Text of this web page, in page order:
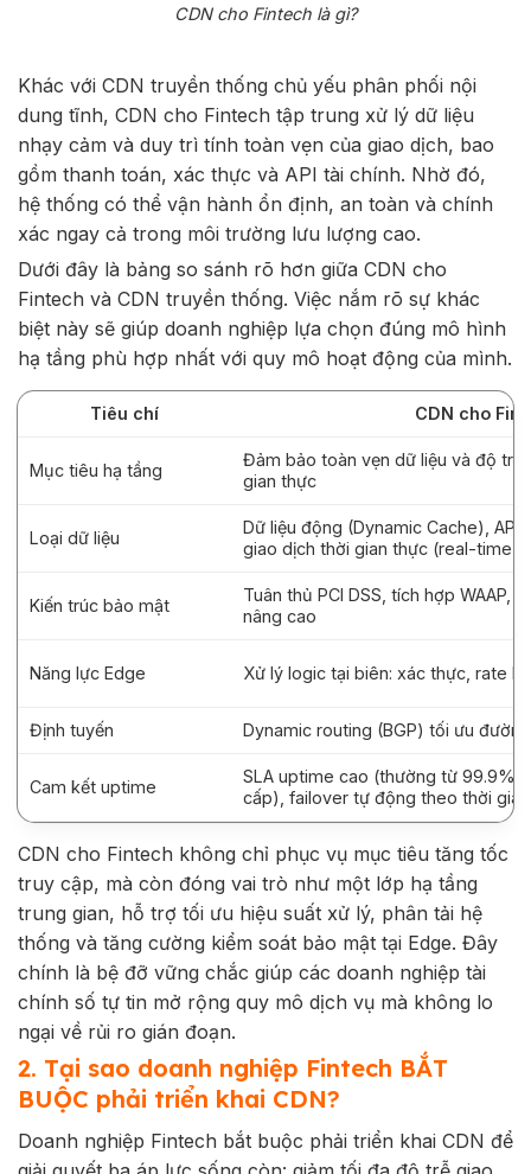
CDN cho Fintech là gì?
Khác với CDN truyền thống chủ yếu phân phối nội
dung tĩnh, CDN cho Fintech tập trung xử lý dữ liệu
nhạy cảm và duy trì tính toàn vẹn của giao dịch, bao
gồm thanh toán, xác thực và API tài chính. Nhờ đó,
hệ thống có thể vận hành ổn định, an toàn và chính
xác ngay cả trong môi trường lưu lượng cao.
Dưới đây là bảng so sánh rõ hơn giữa CDN cho
Fintech và CDN truyền thống. Việc nắm rõ sự khác
biệt này sẽ giúp doanh nghiệp lựa chọn đúng mô hình
hạ tầng phù hợp nhất với quy mô hoạt động của mình.
Tiêu chí CDN cho
Mục tiêu hạ tầng
Đảm bảo toàn vẹn dữ liệu và độ trễ
gian thực
Loại dữ liệu
Dữ liệu động (Dynamic Cache), API
giao dịch thời gian thực (real-time)
Kiến trúc bảo mật
Tuân thủ PCI DSS, tích hợp WAAP,
nâng cao
Năng lực Edge Xử lý logic tại biên: xác thực, rate
Định tuyến Dynamic routing (BGP) tối ưu
Cam kết uptime
SLA uptime cao (thường từ 99.9%
cấp), failover tự động theo thời
CDN cho Fintech không chỉ phục vụ mục tiêu tăng tốc
truy cập, mà còn đóng vai trò như một lớp hạ tầng
trung gian, hỗ trợ tối ưu hiệu suất xử lý, phân tải hệ
thống và tăng cường kiểm soát bảo mật tại Edge. Đây
chính là bệ đỡ vững chắc giúp các doanh nghiệp tài
chính số tự tin mở rộng quy mô dịch vụ mà không lo
ngại về rủi ro gián đoạn.
2. Tại sao doanh nghiệp Fintech BẮT
BUỘC phải triển khai CDN?
Doanh nghiệp Fintech bắt buộc phải triển khai CDN để